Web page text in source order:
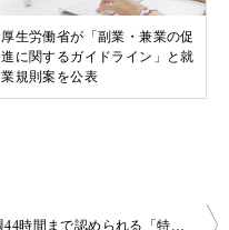
厚生労働省が「副業・兼業の促
進に関するガイドライン」と就
業規則案を公表